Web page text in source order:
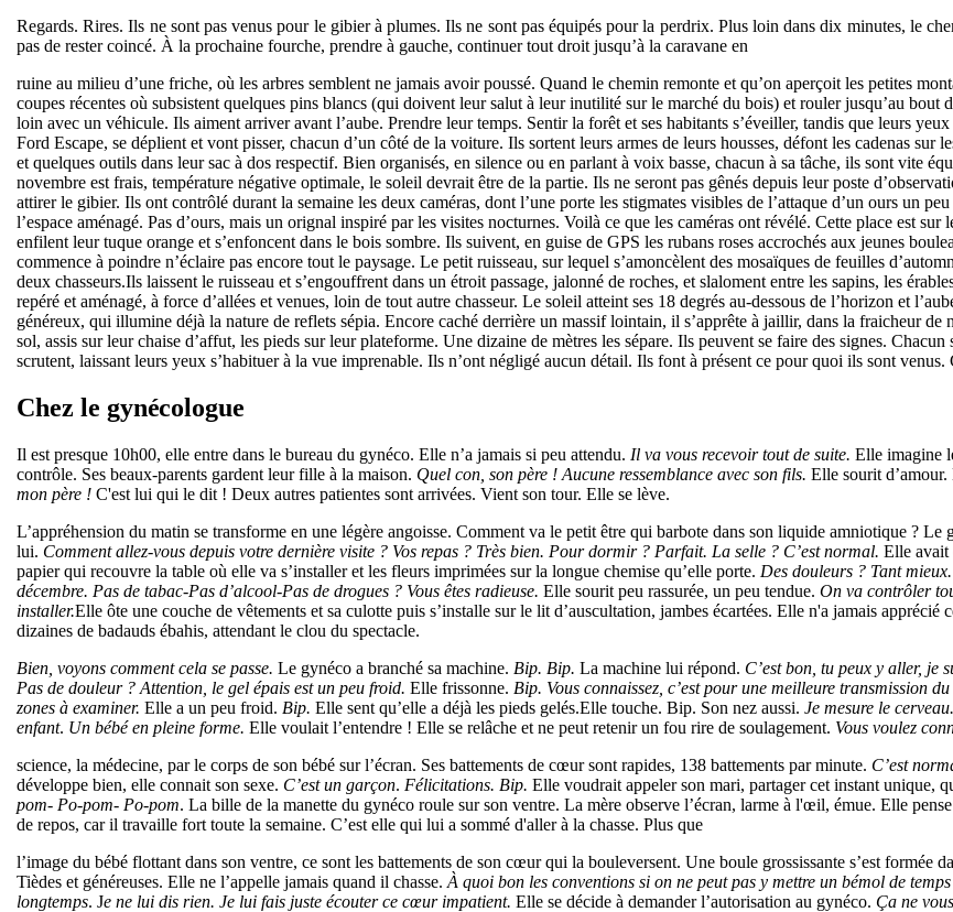
Regards. Rires. Ils ne sont pas venus pour le gibier à plumes. Ils ne sont pas équipés pour la perdrix. Plus loin dans dix minutes, le
pas de rester coincé. À la prochaine fourche, prendre à gauche, continuer tout droit jusqu’à la caravane en
ruine au milieu d’une friche, où les arbres semblent ne jamais avoir poussé. Quand le chemin remonte et qu’on aperçoit les petites
coupes récentes où subsistent quelques pins blancs (qui doivent leur salut à leur inutilité sur le marché du bois) et rouler jusqu’au bout
loin avec un véhicule. Ils aiment arriver avant l’aube. Prendre leur temps. Sentir la forêt et ses habitants s’éveiller, tandis que leurs
Ford Escape, se déplient et vont pisser, chacun d’un côté de la voiture. Ils sortent leurs armes de leurs housses, défont les cadenas sur
et quelques outils dans leur sac à dos respectif. Bien organisés, en silence ou en parlant à voix basse, chacun à sa tâche, ils sont vite
novembre est frais, température négative optimale, le soleil devrait être de la partie. Ils ne seront pas gênés depuis leur poste
attirer le gibier. Ils ont contrôlé durant la semaine les deux caméras, dont l’une porte les stigmates visibles de l’attaque d’un ours un
l’espace aménagé. Pas d’ours, mais un orignal inspiré par les visites nocturnes. Voilà ce que les caméras ont révélé. Cette place est
enfilent leur tuque orange et s’enfoncent dans le bois sombre. Ils suivent, en guise de GPS les rubans roses accrochés aux jeunes
commence à poindre n’éclaire pas encore tout le paysage. Le petit ruisseau, sur lequel s’amoncèlent des mosaïques de feuilles
deux chasseurs.Ils laissent le ruisseau et s’engouffrent dans un étroit passage, jalonné de roches, et slaloment entre les sapins, les
repéré et aménagé, à force d’allées et venues, loin de tout autre chasseur. Le soleil atteint ses 18 degrés au-dessous de l’horizon et
généreux, qui illumine déjà la nature de reflets sépia. Encore caché derrière un massif lointain, il s’apprête à jaillir, dans la fraicheur
sol, assis sur leur chaise d’affut, les pieds sur leur plateforme. Une dizaine de mètres les sépare. Ils peuvent se faire des signes.
scrutent, laissant leurs yeux s’habituer à la vue imprenable. Ils n’ont négligé aucun détail. Ils font à présent ce pour quoi ils sont venus.
Chez le gynécologue
Il est presque 10h00, elle entre dans le bureau du gynéco. Elle n’a jamais si peu attendu. Il va vous recevoir tout de suite. Elle imagine
contrôle. Ses beaux-parents gardent leur fille à la maison. Quel con, son père ! Aucune ressemblance avec son fils. Elle sourit
mon père ! C'est lui qui le dit ! Deux autres patientes sont arrivées. Vient son tour. Elle se lève.
L’appréhension du matin se transforme en une légère angoisse. Comment va le petit être qui barbote dans son liquide amniotique ?
lui. Comment allez-vous depuis votre dernière visite ? Vos repas ? Très bien. Pour dormir ? Parfait. La selle ? C’est normal. Elle avait
papier qui recouvre la table où elle va s’installer et les fleurs imprimées sur la longue chemise qu’elle porte. Des douleurs ? Tant
décembre. Pas de tabac-Pas d’alcool-Pas de drogues ? Vous êtes radieuse. Elle sourit peu rassurée, un peu tendue. On va contrôler
installer.Elle ôte une couche de vêtements et sa culotte puis s’installe sur le lit d’auscultation, jambes écartées. Elle n'a jamais apprécié
dizaines de badauds ébahis, attendant le clou du spectacle.
Bien, voyons comment cela se passe. Le gynéco a branché sa machine. Bip. Bip. La machine lui répond. C’est bon, tu peux y aller, je
Pas de douleur ? Attention, le gel épais est un peu froid. Elle frissonne. Bip. Vous connaissez, c’est pour une meilleure transmission
zones à examiner. Elle a un peu froid. Bip. Elle sent qu’elle a déjà les pieds gelés.Elle touche. Bip. Son nez aussi. Je mesure le
enfant. Un bébé en pleine forme. Elle voulait l’entendre ! Elle se relâche et ne peut retenir un fou rire de soulagement. Vous voulez
science, la médecine, par le corps de son bébé sur l’écran. Ses battements de cœur sont rapides, 138 battements par minute. C’est
développe bien, elle connait son sexe. C’est un garçon. Félicitations. Bip. Elle voudrait appeler son mari, partager cet instant unique,
pom- Po-pom- Po-pom. La bille de la manette du gynéco roule sur son ventre. La mère observe l’écran, larme à l'œil, émue. Elle
de repos, car il travaille fort toute la semaine. C’est elle qui lui a sommé d'aller à la chasse. Plus que
l’image du bébé flottant dans son ventre, ce sont les battements de son cœur qui la bouleversent. Une boule grossissante s’est formée
Tièdes et généreuses. Elle ne l’appelle jamais quand il chasse. À quoi bon les conventions si on ne peut pas y mettre un bémol de
longtemps. Je ne lui dis rien. Je lui fais juste écouter ce cœur impatient. Elle se décide à demander l’autorisation au gynéco. Ça ne